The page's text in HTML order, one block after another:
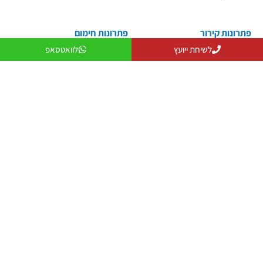
פתרונות קירור
פתרונות קירור
פתרונות חימום
פתרונות חימום
לשיחת ייועץ לוואטסאפ